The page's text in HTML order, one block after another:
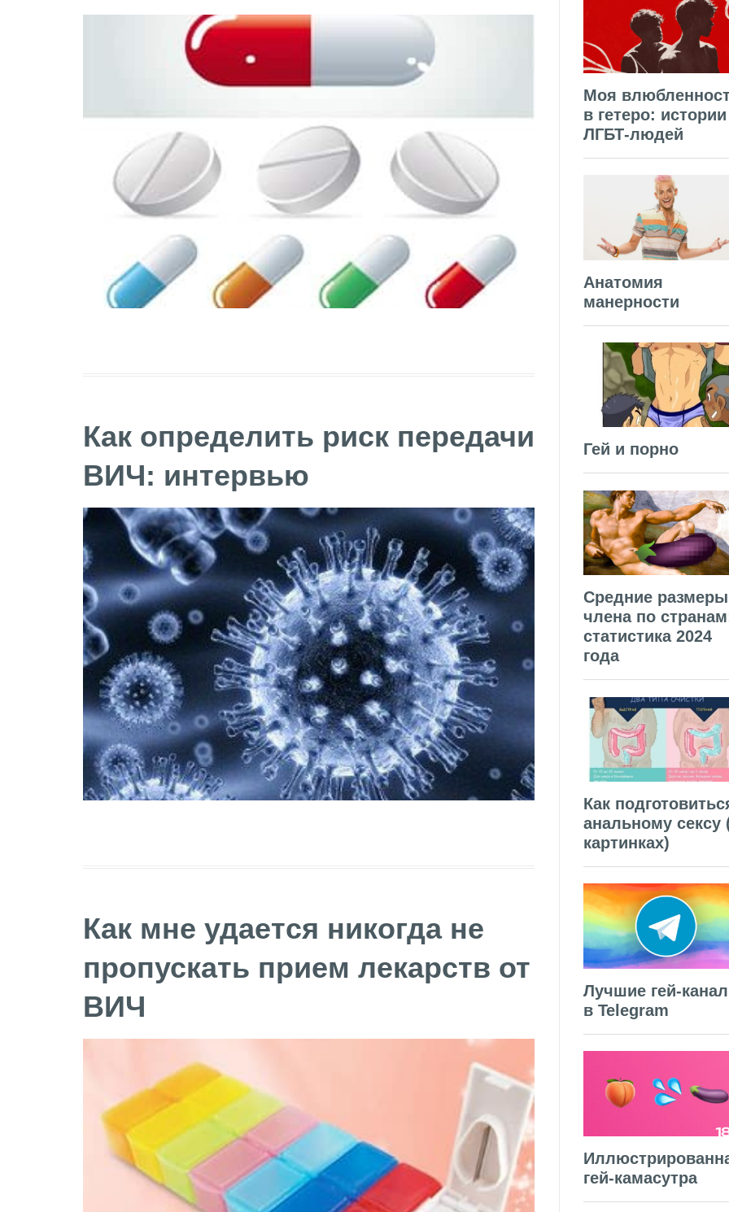
Как определить риск передачи
ВИЧ: интервью
Как мне удается никогда не
пропускать прием лекарств от
ВИЧ
Моя
в гетеро: истории
ЛГБТ-людей
Анатомия
манерности
Гей и порно
Средние размеры
члена по
статистика 2024
года
Как
анальному сексу
картинках)
Лучшие гей-
в Telegram
гей-камасутра